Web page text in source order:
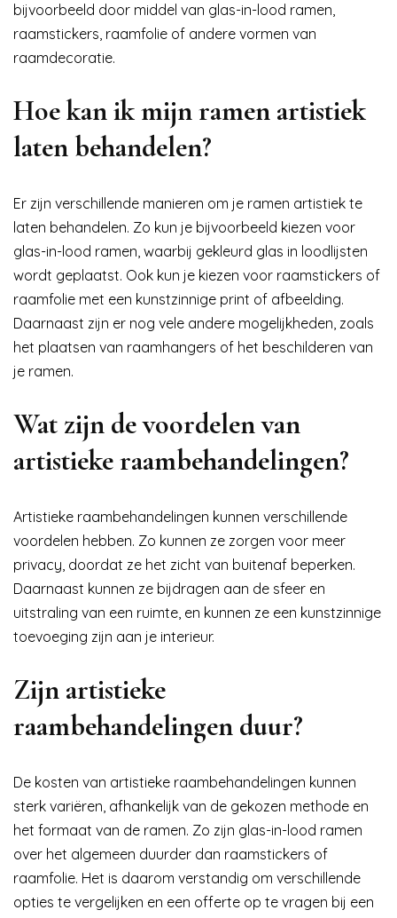
bijvoorbeeld door middel van glas-in-lood ramen,
raamstickers, raamfolie of andere vormen van
raamdecoratie.
Hoe kan ik mijn ramen artistiek
laten behandelen?
Er zijn verschillende manieren om je ramen artistiek te
laten behandelen. Zo kun je bijvoorbeeld kiezen voor
glas-in-lood ramen, waarbij gekleurd glas in loodlijsten
wordt geplaatst. Ook kun je kiezen voor raamstickers of
raamfolie met een kunstzinnige print of afbeelding.
Daarnaast zijn er nog vele andere mogelijkheden, zoals
het plaatsen van raamhangers of het beschilderen van
je ramen.
Wat zijn de voordelen van
artistieke raambehandelingen?
Artistieke raambehandelingen kunnen verschillende
voordelen hebben. Zo kunnen ze zorgen voor meer
privacy, doordat ze het zicht van buitenaf beperken.
Daarnaast kunnen ze bijdragen aan de sfeer en
uitstraling van een ruimte, en kunnen ze een kunstzinnige
toevoeging zijn aan je interieur.
Zijn artistieke
raambehandelingen duur?
De kosten van artistieke raambehandelingen kunnen
sterk variëren, afhankelijk van de gekozen methode en
het formaat van de ramen. Zo zijn glas-in-lood ramen
over het algemeen duurder dan raamstickers of
raamfolie. Het is daarom verstandig om verschillende
opties te vergelijken en een offerte op te vragen bij een